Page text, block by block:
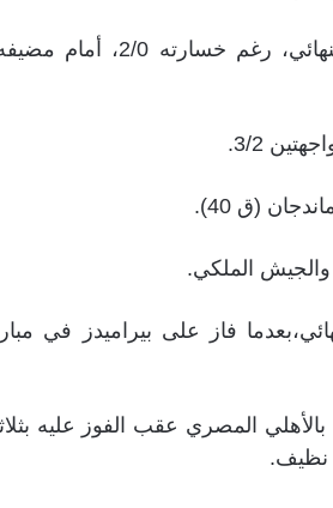
كما تأهل صن داونز الجنوب أفريقي، إلى نصف
الملكي.
فاز على بيراميدز في
المصري عقب الفوز عليه
نظيف.